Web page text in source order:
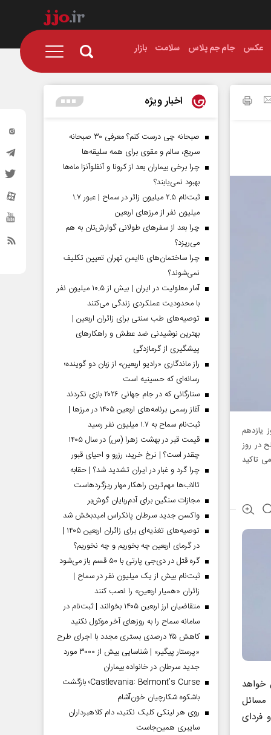
عکس جام جم پلاس سلامت بازار
یازدهم
در روز
تاکید
خواهد
مسائل
فردای
اخبار ویژه
صبحانه چی درست کنم؟ معرفی ۳۰ صبحانه
سریع، سالم و مقوی برای همه سلیقه‌ها
چرا برخی بیماران بعد از کرونا و آنفلوآنزا ماه‌ها
بهبود نمی‌یابند؟
ثبت‌نام ۲.۵ میلیون زائر در سماح | عبور ۱.۷
میلیون نفر از مرز‌های اربعین
چرا بعد از سفرهای طولانی گوارش‌تان به هم
می‌ریزد؟
چرا ساختمان‌های ناایمن تهران تعیین تکلیف
نمی‌شوند؟
آمار معلولیت در ایران | بیش از ۱۰.۵ میلیون نفر
با محدودیت عملکردی زندگی می‌کنند
توصیه‌های طب سنتی برای زائران اربعین |
بهترین نوشیدنی ضد عطش و راهکارهای
پیشگیری از گرمازدگی
راز ماندگاری «رادیو اربعین» از زبان دو گوینده؛
رسانه‌ای که حسینیه است
ستارگانی که در جام جهانی ۲۰۲۶ بازی نکردند
آغاز رسمی برنامه‌های اربعین ۱۴۰۵ در مرز‌ها |
ثبت‌نام سماح به ۱.۷ میلیون نفر رسید
قیمت قبر در بهشت زهرا (س) در سال ۱۴۰۵
چقدر است؟ | نرخ خرید، رزرو و احیای قبور
چرا گرد و غبار در ایران تشدید شد؟ | حقابه
تالاب‌ها مهم‌ترین راهکار مهار ریزگردهاست
مجازات سنگین برای آدم‌ربایان گوش‌بر
واکسن جدید سرطان پانکراس امیدبخش شد
توصیه‌های تغذیه‌ای برای زائران اربعین ۱۴۰۵ |
در گرمای اربعین چه بخوریم و چه نخوریم؟
گره قتل در دی‌جی پارتی با ۵۰ قسم باز می‌شود
ثبت‌نام بیش از یک میلیون نفر در سماح |
زائران «همیار اربعین» را نصب کنند
متقاضیان ارز اربعین ۱۴۰۵ بخوانند | ثبت‌نام در
سامانه سماح را به روز‌های آخر موکول نکنید
کاهش ۲۵ درصدی بستری مجدد با اجرای طرح
«پرستار پیگیر» | شناسایی بیش از ۳۰۰۰ مورد
جدید سرطان در خانواده بیماران
Castlevania: Belmont’s Curse؛ بازگشت
باشکوه شکارچیان خون‌آشام
روی هر لینکی کلیک نکنید، دام کلاهبرداران
سایبری همین‌جاست